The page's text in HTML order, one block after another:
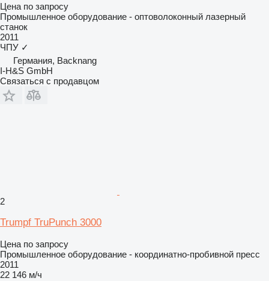
Цена по запросу
Промышленное оборудование - оптоволоконный лазерный
станок
2011
ЧПУ ✓
Германия, Backnang
I-H&S GmbH
Связаться с продавцом
2
Trumpf TruPunch 3000
Цена по запросу
Промышленное оборудование - координатно-пробивной пресс
2011
22 146 м/ч